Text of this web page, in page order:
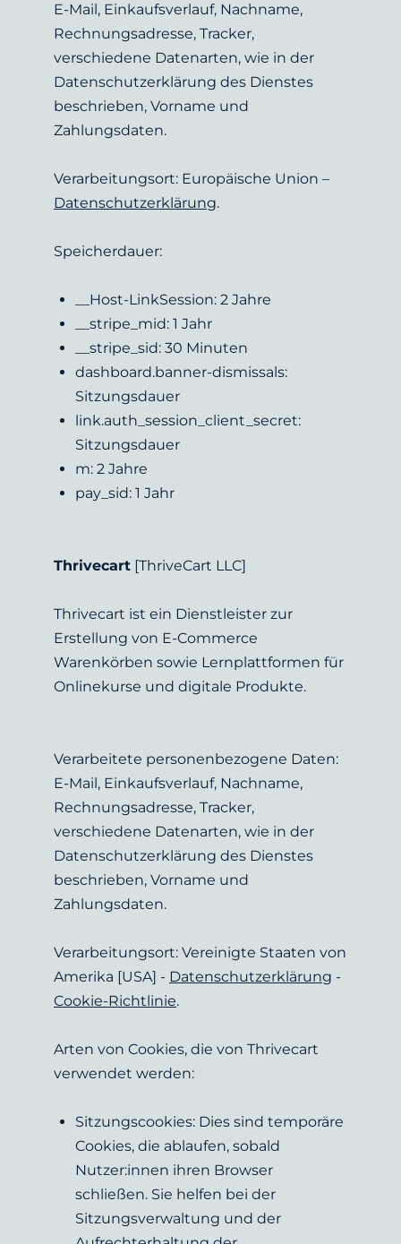
E-Mail, Einkaufsverlauf, Nachname,
Rechnungsadresse, Tracker,
verschiedene Datenarten, wie in der
Datenschutzerklärung des Dienstes
beschrieben, Vorname und
Zahlungsdaten.
Datenschutzerklärung.
Speicherdauer:
__Host-LinkSession: 2 Jahre
__stripe_mid: 1 Jahr
__stripe_sid: 30 Minuten
dashboard.banner-dismissals:
Sitzungsdauer
link.auth_session_client_secret:
Sitzungsdauer
m: 2 Jahre
pay_sid: 1 Jahr
Thrivecart [ThriveCart LLC]
Thrivecart ist ein Dienstleister zur
Erstellung von E-Commerce
Warenkörben sowie Lernplattformen für
Onlinekurse und digitale Produkte.
Verarbeitete personenbezogene Daten:
E-Mail, Einkaufsverlauf, Nachname,
Rechnungsadresse, Tracker,
verschiedene Datenarten, wie in der
Datenschutzerklärung des Dienstes
beschrieben, Vorname und
Zahlungsdaten.
Verarbeitungsort: Vereinigte Staaten von
Amerika [USA] - Datenschutzerklärung
Cookie-Richtlinie.
Arten von Cookies, die von Thrivecart
verwendet werden:
Sitzungscookies: Dies sind temporäre
Cookies, die ablaufen, sobald
Nutzer:innen ihren Browser
schließen. Sie helfen bei der
Sitzungsverwaltung und der